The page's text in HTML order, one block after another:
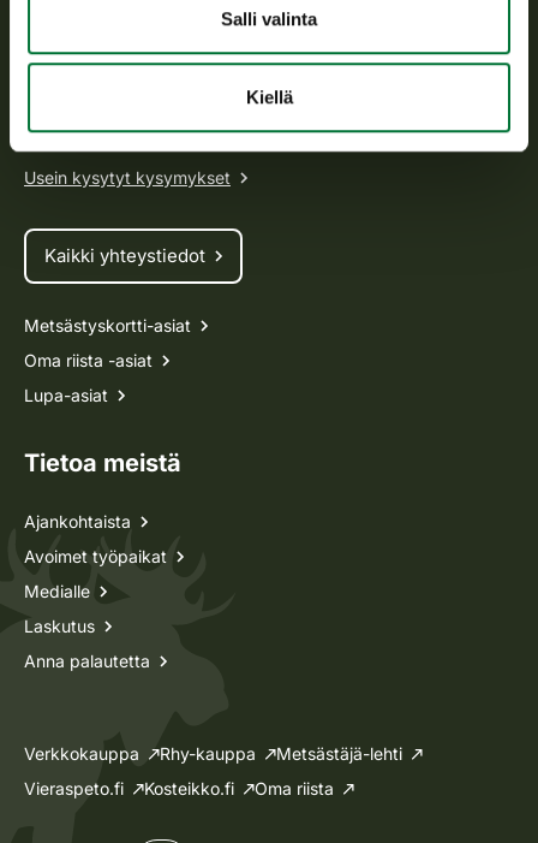
Salli valinta
Kiellä
asiakaspalvelu@riista.fi
Usein kysytyt kysymykset
Kaikki yhteystiedot
Metsästyskortti-asiat
Oma riista -asiat
Lupa-asiat
Tietoa meistä
Ajankohtaista
Avoimet työpaikat
Medialle
Laskutus
Anna palautetta
Verkkokauppa Rhy-kauppa
Metsästäjä-lehti
Vieraspeto.fi
Kosteikko.fi Oma riista